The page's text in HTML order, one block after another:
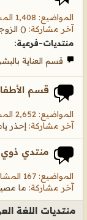
المواضيع: 1,408 المشاركات: 8,287
آخر مشاركة: ()
منتديات-فرعية:
قسم العناية
قسم
المواضيع: 2,652 المشاركات: 5,223
آخر مشاركة: إحذر
منتدي ذوي
المواضيع: 167 المشاركات: 704
آخر مشاركة: ما
منتديات اللغة